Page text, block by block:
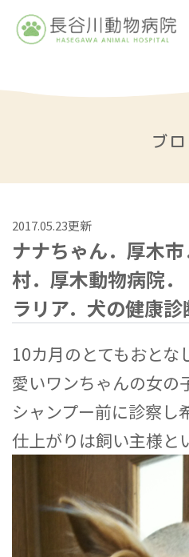
ブ
2017.05.23更新
ナナちゃん．厚木
村．厚木動物病院
ラリア．犬の健康診
10カ月のとてもおとな
愛いワンちゃんの女の
シャンプー前に診察し
仕上がりは飼い主様と